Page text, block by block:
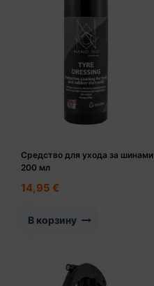
Средство для ухода за шинами
200 мл
14,95 €
В корзину